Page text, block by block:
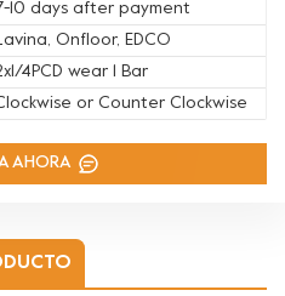
10 days after payment
Onfloor, EDCO
4PCD wear 1 Bar
or Counter Clockwise
AHORA